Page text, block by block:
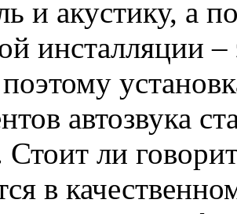
и акустику, а
инсталляции
автозвука
Стоит ли
в